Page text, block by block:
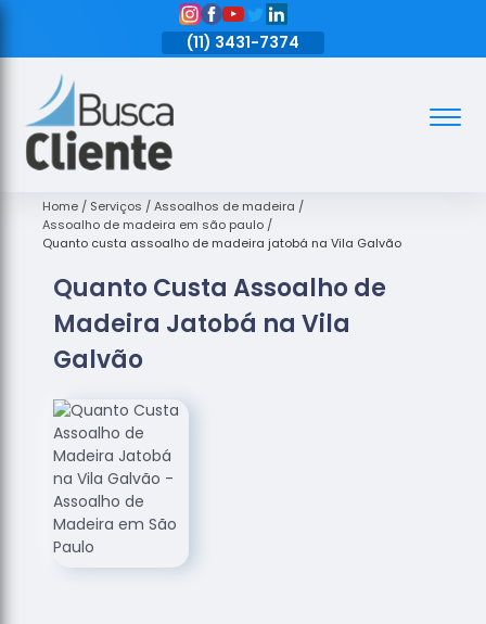
(11) 3431-7374
Assoalhos
de Madeira
Decks de
Empresas
de
Assoalhos
de Madeira
Loja de
Assoalhos
Raspagem
Assoalhos
Raspagem
Home Serviços
Assoalhos de madeira
Assoalho de madeira em são paulo
Quanto custa assoalho de madeira jatobá na Vila Galvão
Quanto Custa Assoalho de
Madeira Jatobá na Vila
Galvão